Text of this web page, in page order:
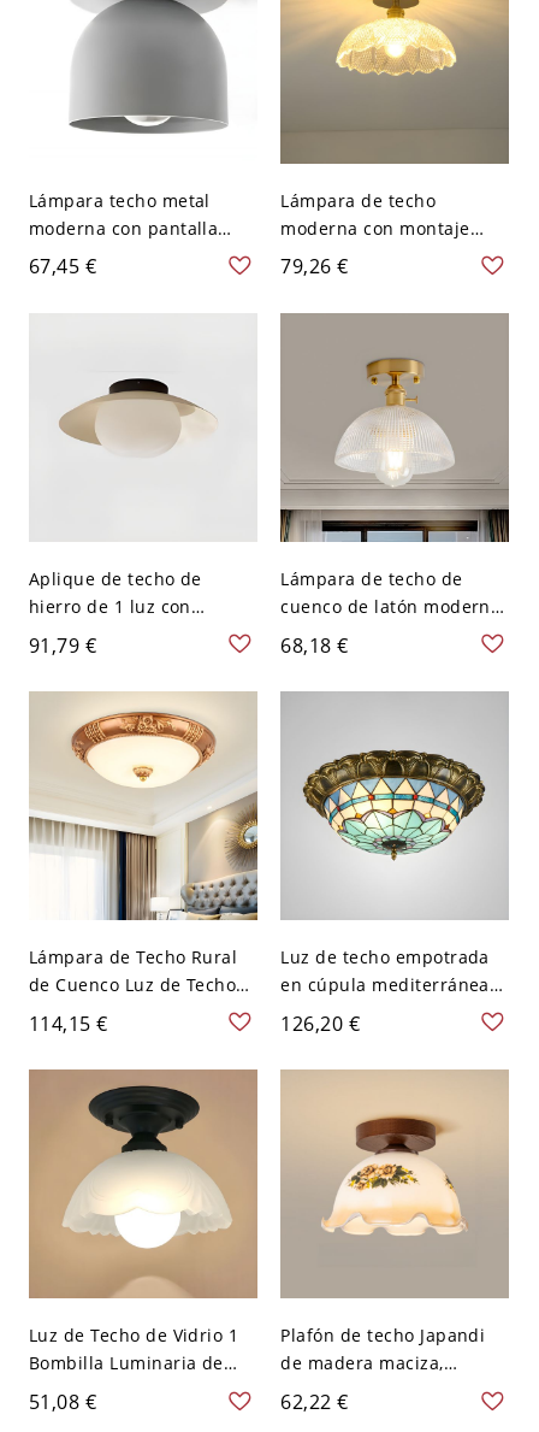
Lámpara techo metal
moderna con pantalla
hierro hacia abajo - 110 A
120 V Gris
67,45 €
Lámpara de techo
moderna con montaje
semi empotrado de 1
bombilla de oro y tazón
de vidrio transparente
79,26 €
Aplique de techo de
hierro de 1 luz con
pantalla vítrea cableada -
110 A 120 V 27,94 cm
Tazón Negro-blanco
91,79 €
Lámpara de techo de
cuenco de latón moderna
con vidrio acanalado
transparente, 1 bombilla,
montaje semi empotrado
68,18 €
Lámpara de Techo Rural
de Cuenco Luz de Techo
LED de Metal en Dorado
para Salón - Dorado 7 110
A 120 V 40,64 cm Blanco
114,15 €
Luz de techo empotrada
en cúpula mediterránea
con vidrio artístico
enrollado a mano y LED
en bronce-azul - Bronce
126,20 €
Luz de Techo de Vidrio 1
Bombilla Luminaria de
Techo Semi Rasante
Tradicional en Negro para
51,08 €
Plafón de techo Japandi
de madera maciza,
luminaria con pantalla de
vidrio texturizado para
62,22 €